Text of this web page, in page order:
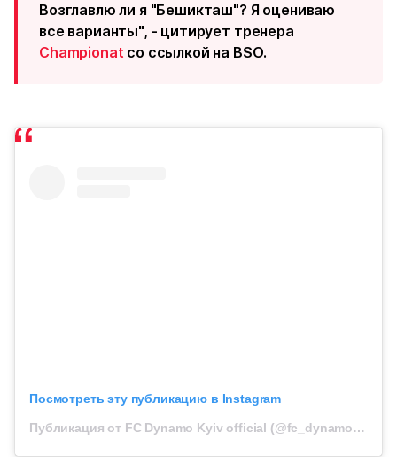
Возглавлю ли я "Бешикташ"? Я оцениваю
все варианты", - цитирует тренера
Championat со ссылкой на BSO.
Посмотреть эту публикацию в Instagram
Публикация от FC Dynamo Kyiv official (@fc_dynamo_kyiv)